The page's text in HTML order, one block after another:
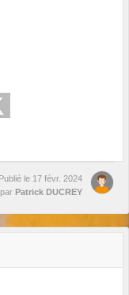
Publié le 17 févr. 2024
par Patrick DUCREY